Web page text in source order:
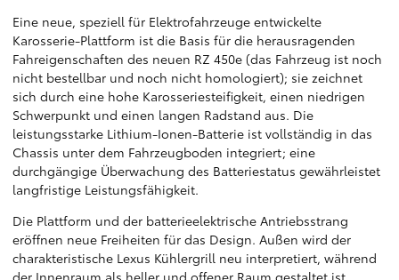
Eine neue, speziell für Elektrofahrzeuge entwickelte
Karosserie-Plattform ist die Basis für die herausragenden
Fahreigenschaften des neuen RZ 450e (das Fahrzeug ist noch
nicht bestellbar und noch nicht homologiert); sie zeichnet
sich durch eine hohe Karosseriesteifigkeit, einen niedrigen
Schwerpunkt und einen langen Radstand aus. Die
leistungsstarke Lithium-Ionen-Batterie ist vollständig in das
Chassis unter dem Fahrzeugboden integriert; eine
durchgängige Überwachung des Batteriestatus gewährleistet
langfristige Leistungsfähigkeit.
Die Plattform und der batterieelektrische Antriebsstrang
eröffnen neue Freiheiten für das Design. Außen wird der
charakteristische Lexus Kühlergrill neu interpretiert, während
der Innenraum als heller und offener Raum gestaltet ist.